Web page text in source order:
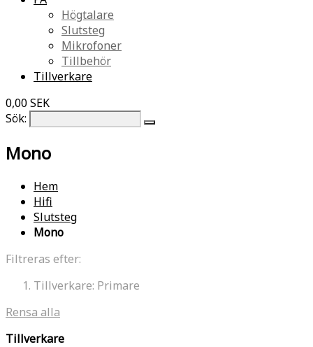
Högtalare
Slutsteg
Mikrofoner
Tillbehör
Tillverkare
0,00 SEK
Sök:
Mono
Hem
Hifi
Slutsteg
Mono
Filtreras efter:
Tillverkare: Primare
Rensa alla
Tillverkare